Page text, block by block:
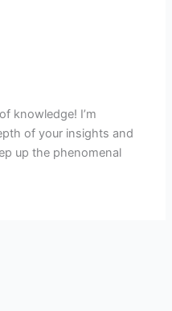
knowledge! I’m
of your insights and
up the phenomenal